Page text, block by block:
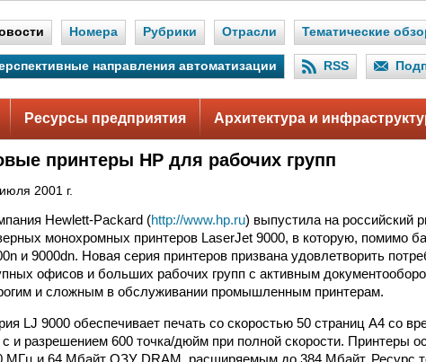
Номера Рубрики Отрасли Тематические
направления автоматизации RSS
Ресурсы предприятия Архитектура и
принтеры НР для рабочих групп
2001 г.
Hewlett-Packard (http://www.hp.ru) выпустила на российский
монохромных принтеров LaserJet 9000, в которую, помимо
и 9000dn. Новая серия принтеров призвана удовлетворить
офисов и больших рабочих групп с активным
и сложным в обслуживании промышленным принтерам.
LJ 9000 обеспечивает печать со скоростью 50 страниц А4 со
с и разрешением 600 точка/дюйм при полной скорости. Принтеры
МГц и 64 Мбайт ОЗУ DRAM, расширяемым до 384 Мбайт. Ресурс